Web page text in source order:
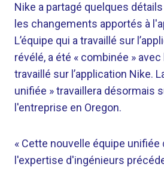
Nike a partagé quelques
les changements apportés à
L’équipe qui a travaillé sur
révélé, a été « combinée » avec
travaillé sur l’application Nike.
unifiée » travaillera désormais
l'entreprise en Oregon.
« Cette nouvelle équipe unifiée
l'expertise d'ingénieurs